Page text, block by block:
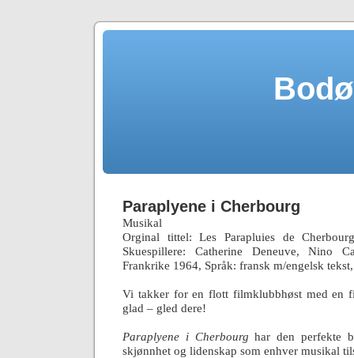
Paraplyene i Cherbourg
Musikal
Orginal tittel: Les Parapluies de
Skuespillere: Catherine Deneuve, Nino
Frankrike 1964, Språk: fransk m/engelsk
Vi takker for en flott filmklubbhøst med en
glad – gled dere!
Paraplyene i Cherbourg har den perfekte
skjønnhet og lidenskap som enhver musikal